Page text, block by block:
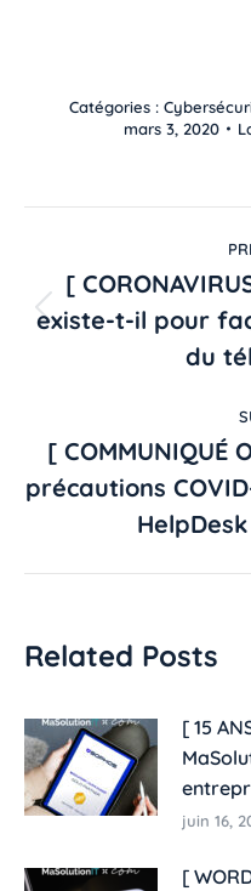
Catégories :
mars 3, 2020
[
existe-t-il pour
du
[ COMMUNIQUÉ
précautions
Related Posts
[ 15
juin 16,
[